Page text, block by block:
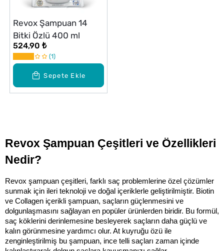
Sepete Ekle
Revox Şampuan 14
Bitki Özlü 400 ml
524,90 ₺
1
Revox Şampuan Çeşitleri ve Özellikleri
Nedir?
Revox şampuan çeşitleri, farklı saç problemlerine özel çözümler
sunmak için ileri teknoloji ve doğal içeriklerle geliştirilmiştir. Biotin
ve Collagen içerikli şampuan, saçların güçlenmesini ve
dolgunlaşmasını sağlayan en popüler ürünlerden biridir. Bu formül,
saç köklerini derinlemesine besleyerek saçların daha güçlü ve
kalın görünmesine yardımcı olur. At kuyruğu özü ile
zenginleştirilmiş bu şampuan, ince telli saçları zaman içinde